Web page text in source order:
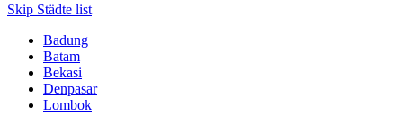
Skip Städte list
Badung
Batam
Bekasi
Denpasar
Lombok